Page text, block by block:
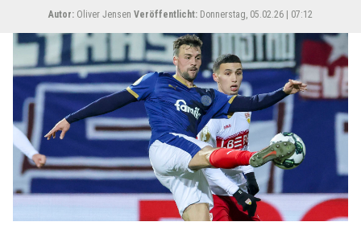
Autor: Oliver Jensen Veröffentlicht: Donnerstag, 05.02.26 | 07:12